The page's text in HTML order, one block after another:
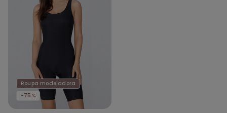
Roupa modeladora
-75%